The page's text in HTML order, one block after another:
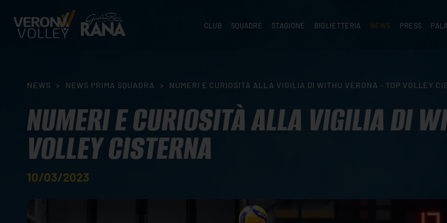
CLUB
CONTATTACI
SQUADRE
SETTORE GIOVANILE
MINIVOLLEY
STAGIONE
CAMP
BIGLIETTERIA NEWS PRESS
KIDS
NEWS > NEWS PRIMA SQUADRA > NUMERI E CURIOSITÀ ALLA VIGILIA DI WITHU VERONA - TOP VOLLEY
NUMERI E CURIOSITÀ ALLA VIGILIA DI
VOLLEY CISTERNA
10/03/2023